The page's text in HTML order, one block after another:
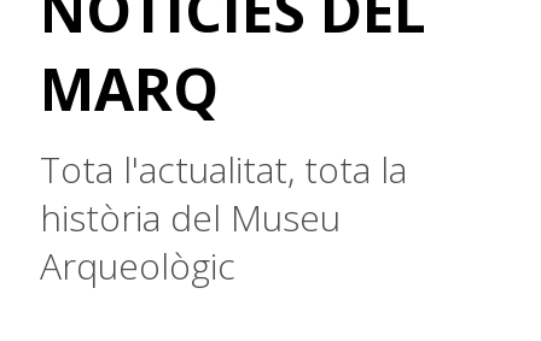
MARQ
Tota l'actualitat, tota la
història del Museu
Arqueològic